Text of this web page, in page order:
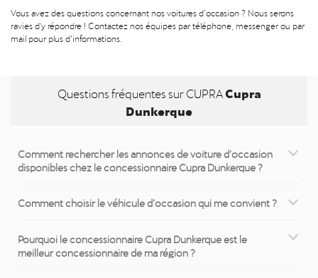
Vous avez des questions concernant nos voitures d’occasion ? Nous serons
ravies d'y répondre ! Contactez nos équipes par téléphone, messenger ou par
mail pour plus d’informations.
Questions fréquentes sur CUPRACupra
Dunkerque
Comment rechercher les annonces de voiture d’occasion
disponibles chez le concessionnaire Cupra Dunkerque ?
Comment choisir le véhicule d’occasion qui me convient ?
Pourquoi le concessionnaire Cupra Dunkerque est le
meilleur concessionnaire de ma région ?